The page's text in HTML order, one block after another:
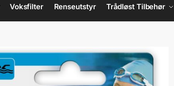
Voksfilter Renseutstyr Trådløst Tilbehør